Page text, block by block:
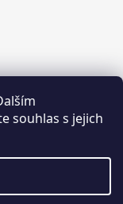
souhlas s jejich